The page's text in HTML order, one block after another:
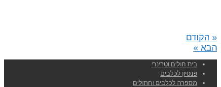
« הקודם
הבא »
בית חולים וטרינרי
פנסיון לכלבים
מספרה לכלבים וחתולים